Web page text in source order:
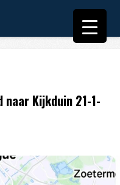
naar Kijkduin 21-1-